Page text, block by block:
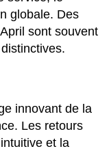
globale. Des
sont souvent
innovant de la
Les retours
et la